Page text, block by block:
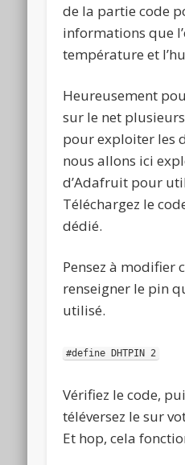
de la partie code
informations que
température et
Heureusement
sur le net
pour exploiter les
nous allons ici
d’Adafruit pour
Téléchargez le
dédié.
Pensez à modifier
renseigner le pin
utilisé.
#define DHTPIN 2
Vérifiez le code,
téléversez le sur
Et hop, cela